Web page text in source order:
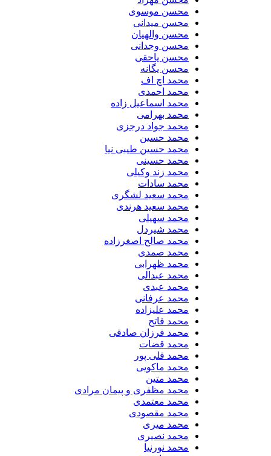
محسن موسوی
محسن میدانی
محسن والهیان
محسن وجدانی
محسن یاحقی
محسن یگانه
محمد اچ اف
محمد احمدی
محمد اسماعیل زاده
محمد بهرامی
محمد جواد درجزی
محمد حسین
محمد حسین طیبی نیا
محمد حسینی
محمد زند وکیلی
محمد سادات
محمد سعید لشگری
محمد سعید هرندی
محمد سهیلی
​محمد شیردل
محمد صالح اصغرزاده
محمد صمدی
محمد ظهرابی
محمد عبدالی
محمد عبدی
محمد عرفانی
محمد علیزاده
محمد فاتح
محمد فرزان صادقی
محمد قضات
محمد قلی پور
محمد ماکویی
محمد متین
محمد مظفری و پیمان مرادی
محمد معتمدی
محمد مقصودی
محمد میری
محمد نصیری
محمد نورنیا